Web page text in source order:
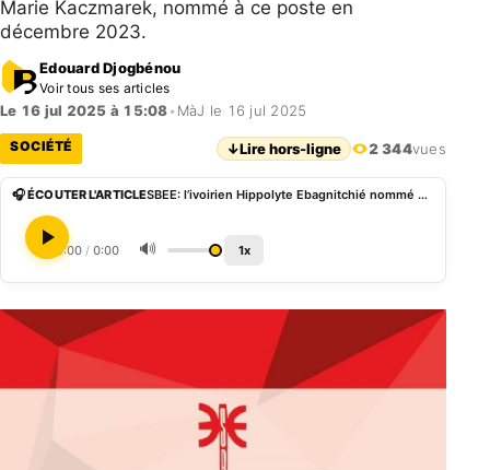
Marie Kaczmarek, nommé à ce poste en
décembre 2023.
Edouard Djogbénou
Voir tous ses articles
Le 16 jul 2025 à 15:08• MàJ le 16 jul 2025
SOCIÉTÉ ↓Lire hors-ligne 2 344vues
🎧 ÉCOUTER L'ARTICLE SBEE: l’ivoirien Hippolyte Ebagnitchié nommé nouveau directeur
0:00 / 0:00 🔊 1x